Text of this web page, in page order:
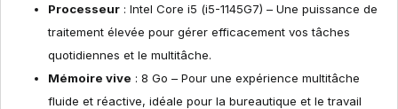
Processeur : Intel Core i5 (i5-1145G7) – Une puissance de
traitement élevée pour gérer efficacement vos tâches
quotidiennes et le multitâche.
Mémoire vive : 8 Go – Pour une expérience multitâche
fluide et réactive, idéale pour la bureautique et le travail